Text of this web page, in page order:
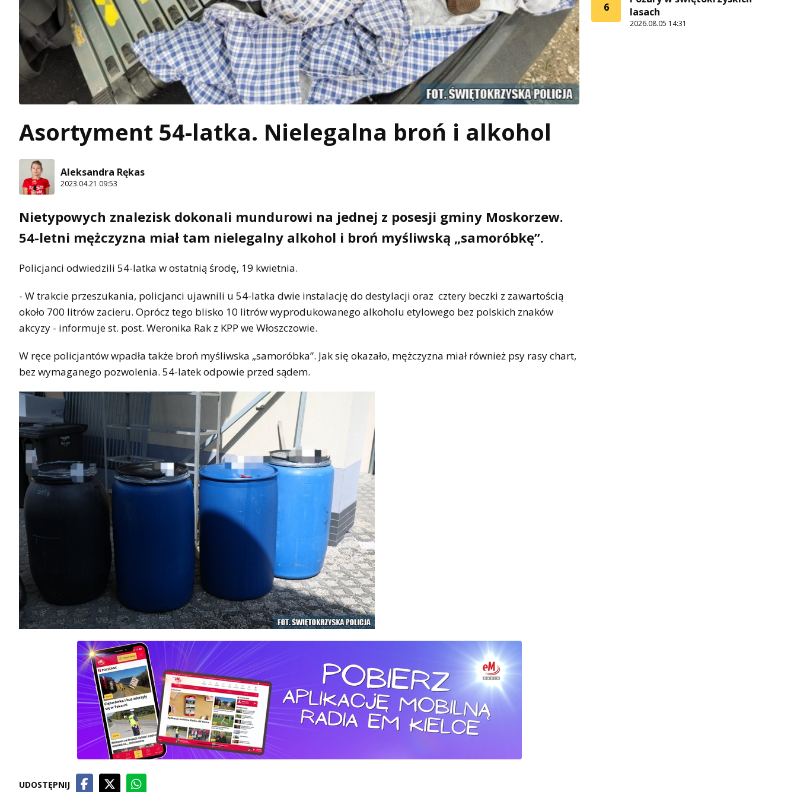
Asortyment 54-latka. Nielegalna broń i alkohol
Aleksandra Rękas
2023.04.21 09:53
Nietypowych znalezisk dokonali mundurowi na jednej z posesji gminy Moskorzew.
54-letni mężczyzna miał tam nielegalny alkohol i broń myśliwską „samoróbkę”.
Policjanci odwiedzili 54-latka w ostatnią środę, 19 kwietnia.
- W trakcie przeszukania, policjanci ujawnili u 54-latka dwie instalację do destylacji oraz cztery beczki z zawartością
około 700 litrów zacieru. Oprócz tego blisko 10 litrów wyprodukowanego alkoholu etylowego bez polskich znaków
akcyzy - informuje st. post. Weronika Rak z KPP we Włoszczowie.
W ręce policjantów wpadła także broń myśliwska „samoróbka”. Jak się okazało, mężczyzna miał również psy rasy chart,
bez wymaganego pozwolenia. 54-latek odpowie przed sądem.
UDOSTĘPNIJ
6
lasach
2026.08.05 14:31